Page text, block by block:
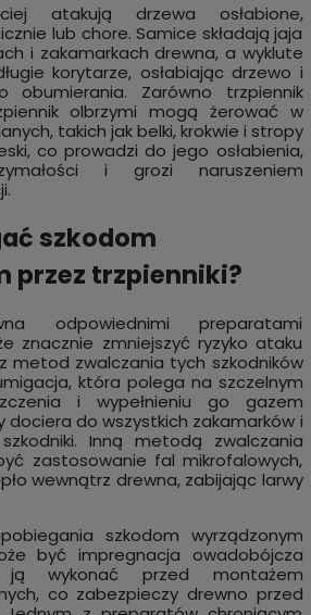
atakują drzewa osłabione,
lub chore. Samice składają jaja
i zakamarkach drewna, a wyklute
korytarze, osłabiając drzewo i
obumierania. Zarówno trzpiennik
olbrzymi mogą żerować w
takich jak belki, krokwie i stropy
co prowadzi do jego osłabienia,
i grozi naruszeniem
szkodom
przez trzpienniki?
odpowiednimi preparatami
znacznie zmniejszyć ryzyko ataku
metod zwalczania tych szkodników
która polega na szczelnym
i wypełnieniu go gazem
dociera do wszystkich zakamarków i
Inną metodą zwalczania
zastosowanie fal mikrofalowych,
wewnątrz drewna, zabijając larwy
szkodom wyrządzonym
być impregnacja owadobójcza
ją wykonać przed montażem
co zabezpieczy drewno przed